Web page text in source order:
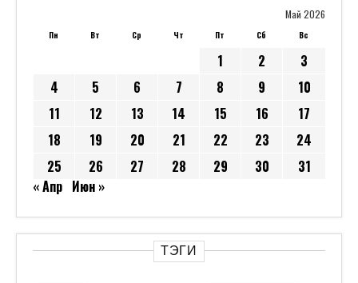
Май 2026
Пн Вт Ср Чт Пт Сб Вс
1 2
3
4
5 6 7 8 9
10
11
12 13 14 15 16
17
18
19 20 21 22 23
24
25
26 27 28 29 30
31
« Апр Июн »
ТЭГИ